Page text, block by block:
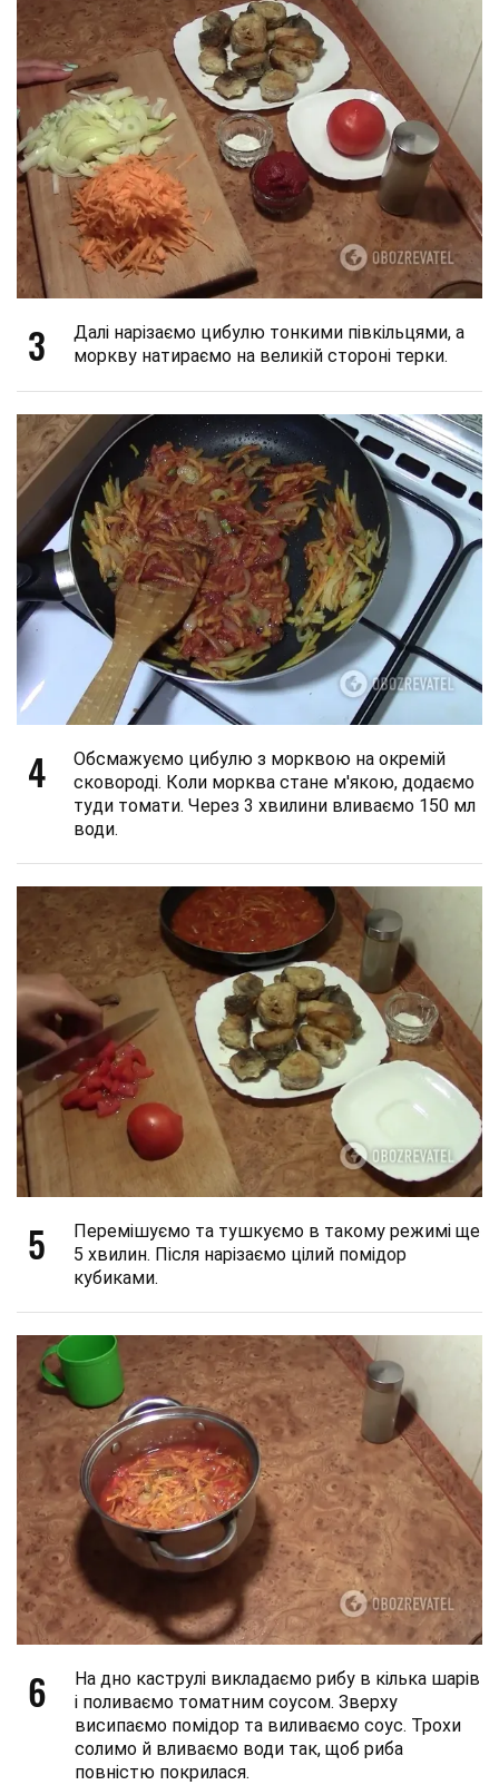
3
Далі нарізаємо цибулю тонкими півкільцями, а
моркву натираємо на великій стороні терки.
4
Обсмажуємо цибулю з морквою на окремій
сковороді. Коли морква стане м'якою, додаємо
туди томати. Через 3 хвилини вливаємо 150 мл
води.
5
Перемішуємо та тушкуємо в такому режимі ще
5 хвилин. Після нарізаємо цілий помідор
кубиками.
6
На дно каструлі викладаємо рибу в кілька шарів
і поливаємо томатним соусом. Зверху
висипаємо помідор та виливаємо соус. Трохи
солимо й вливаємо води так, щоб риба
повністю покрилася.